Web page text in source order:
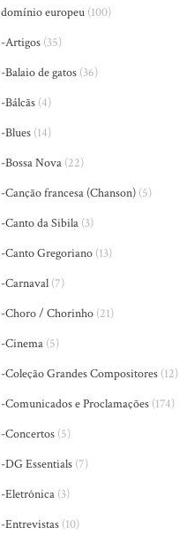
domínio europeu (100)
-Artigos (35)
-Balaio de gatos (36)
-Bálcãs (4)
-Blues (14)
-Bossa Nova (22)
-Canção francesa (Chanson) (5)
-Canto da Sibila (3)
-Canto Gregoriano (13)
-Carnaval (7)
-Choro / Chorinho (21)
-Cinema (5)
-Coleção Grandes Compositores (12)
-Comunicados e Proclamações (174)
-Concertos (5)
-DG Essentials (7)
-Eletrônica (3)
-Entrevistas (10)